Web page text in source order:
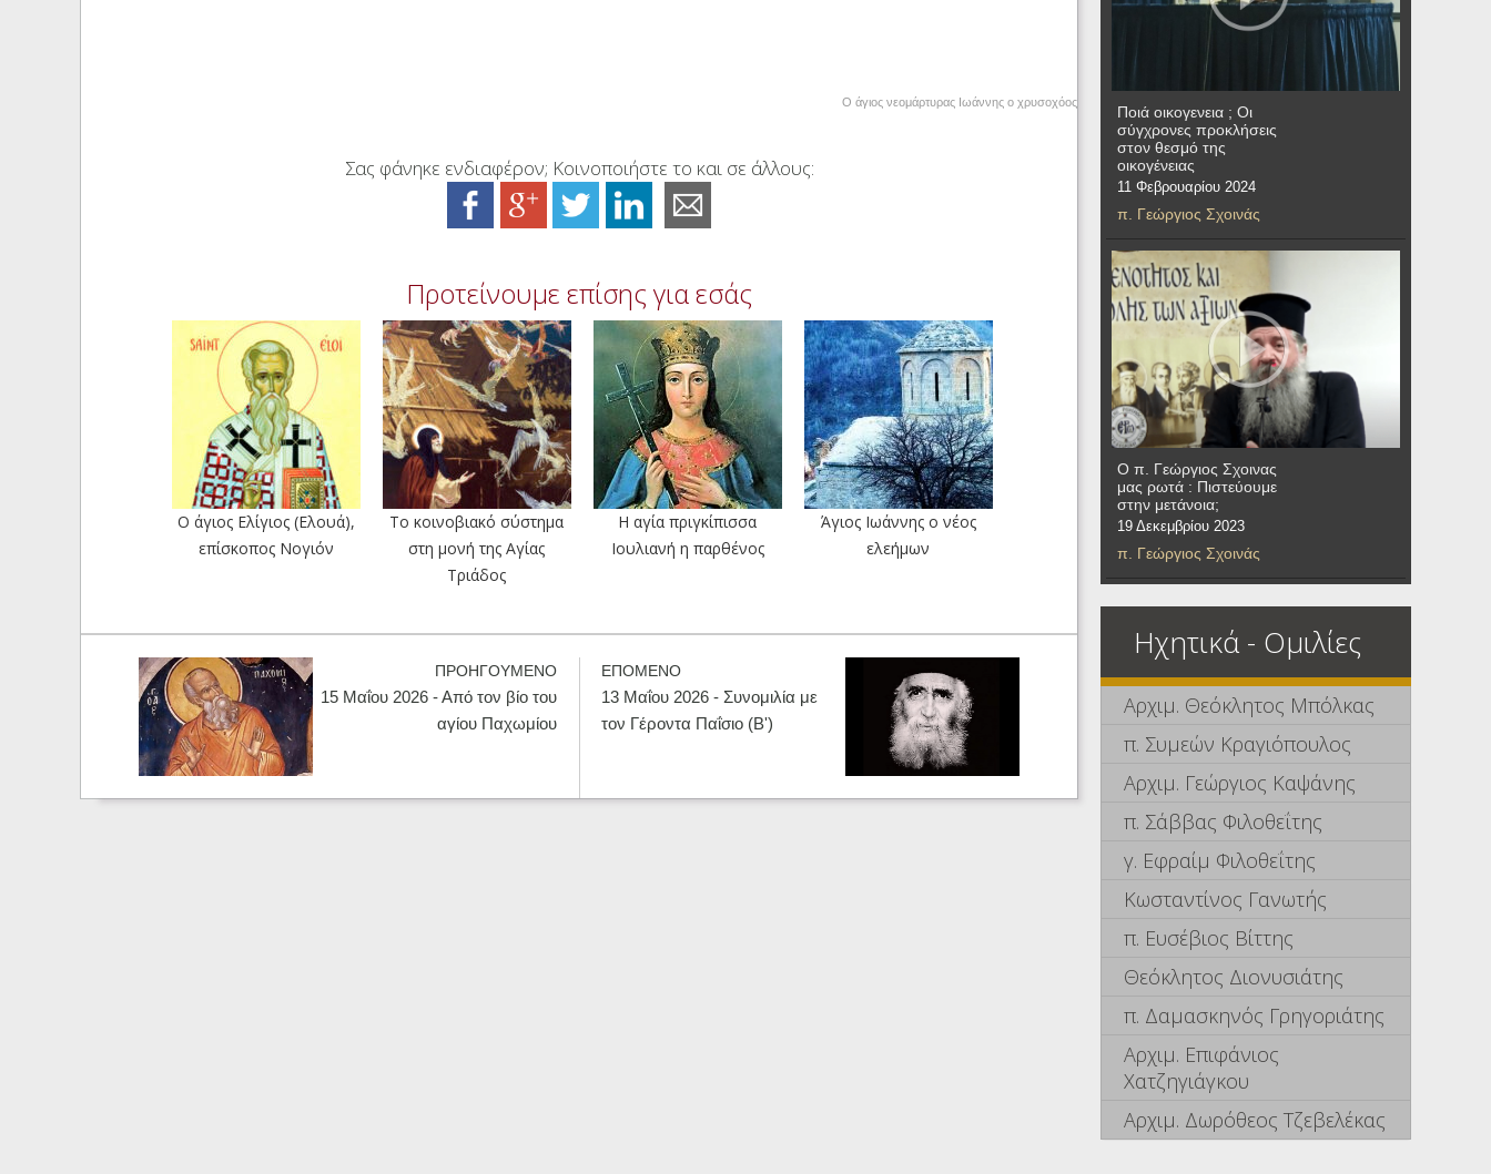
Ο άγιος νεομάρτυρας Ιωάννης ο χρυσοχόος
Σας φάνηκε ενδιαφέρον; Κοινοποιήστε το και σε άλλους:
Προτείνουμε επίσης για εσάς
Ο άγιος Ελίγιος (Ελουά),
επίσκοπος Νογιόν
Το κοινοβιακό σύστημα
στη μονή της Αγίας
Τριάδος
Η αγία πριγκίπισσα
Ιουλιανή η παρθένος
Άγιος Ιωάννης ο νέος
ελεήμων
ΠΡΟΗΓΟΥΜΕΝΟ
15 Μαΐου 2026 - Από τον βίο του
αγίου Παχωμίου
ΕΠΟΜΕΝΟ
13 Μαΐου 2026 - Συνομιλία με
τον Γέροντα Παΐσιο (Β')
Ποιά οικογενεια ; Οι
σύγχρονες προκλήσεις
στον θεσμό της
οικογένειας
11 Φεβρουαρίου 2024
π. Γεώργιος Σχοινάς
Ο π. Γεώργιος Σχοινας
μας ρωτά : Πιστεύουμε
στην μετάνοια;
19 Δεκεμβρίου 2023
π. Γεώργιος Σχοινάς
Ηχητικά - Ομιλίες
Αρχιμ. Θεόκλητος Μπόλκας
π. Συμεών Κραγιόπουλος
Αρχιμ. Γεώργιος Καψάνης
π. Σάββας Φιλοθεΐτης
γ. Εφραίμ Φιλοθεΐτης
Κωσταντίνος Γανωτής
π. Ευσέβιος Βίττης
Θεόκλητος Διονυσιάτης
π. Δαμασκηνός Γρηγοριάτης
Αρχιμ. Επιφάνιος
Χατζηγιάγκου
Αρχιμ. Δωρόθεος Τζεβελέκας